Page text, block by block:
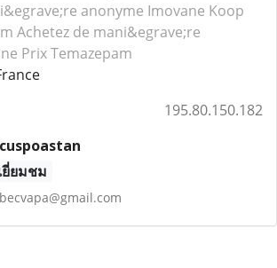
anonyme Imovane Koop
Achetez de mani&egrave;re
Prix Temazepam
195.80.150.182
ยี่ยมชม